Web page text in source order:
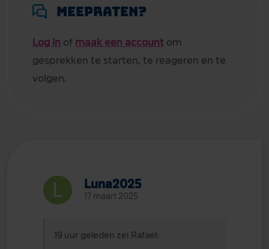
Meepraten?
Log in of maak een account om
gesprekken te starten, te reageren en te
volgen.
Luna2025
17 maart 2025
19 uur geleden zei Rafael: